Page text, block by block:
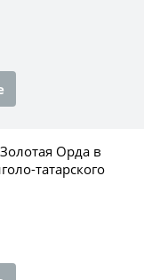
Орда в
татарского